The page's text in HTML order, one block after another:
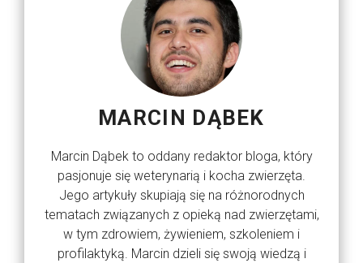
MARCIN DĄBEK
Marcin Dąbek to oddany redaktor bloga, który
pasjonuje się weterynarią i kocha zwierzęta.
Jego artykuły skupiają się na różnorodnych
tematach związanych z opieką nad zwierzętami,
w tym zdrowiem, żywieniem, szkoleniem i
profilaktyką. Marcin dzieli się swoją wiedzą i